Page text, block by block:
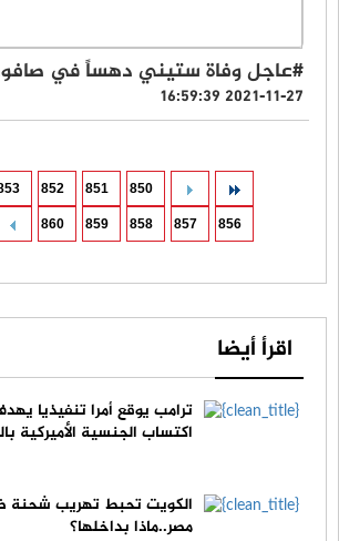
#عاجل وفاة ستيني دهساً في
2021-11-27 16:59:39
850
851
852
856
857
858
859
860
اقرأ أيضا
ترامب يوقع أمرا تنفيذيا
اكتساب الجنسية الأميركية
الكويت تحبط تهريب شحنة
مصر..ماذا بداخلها؟